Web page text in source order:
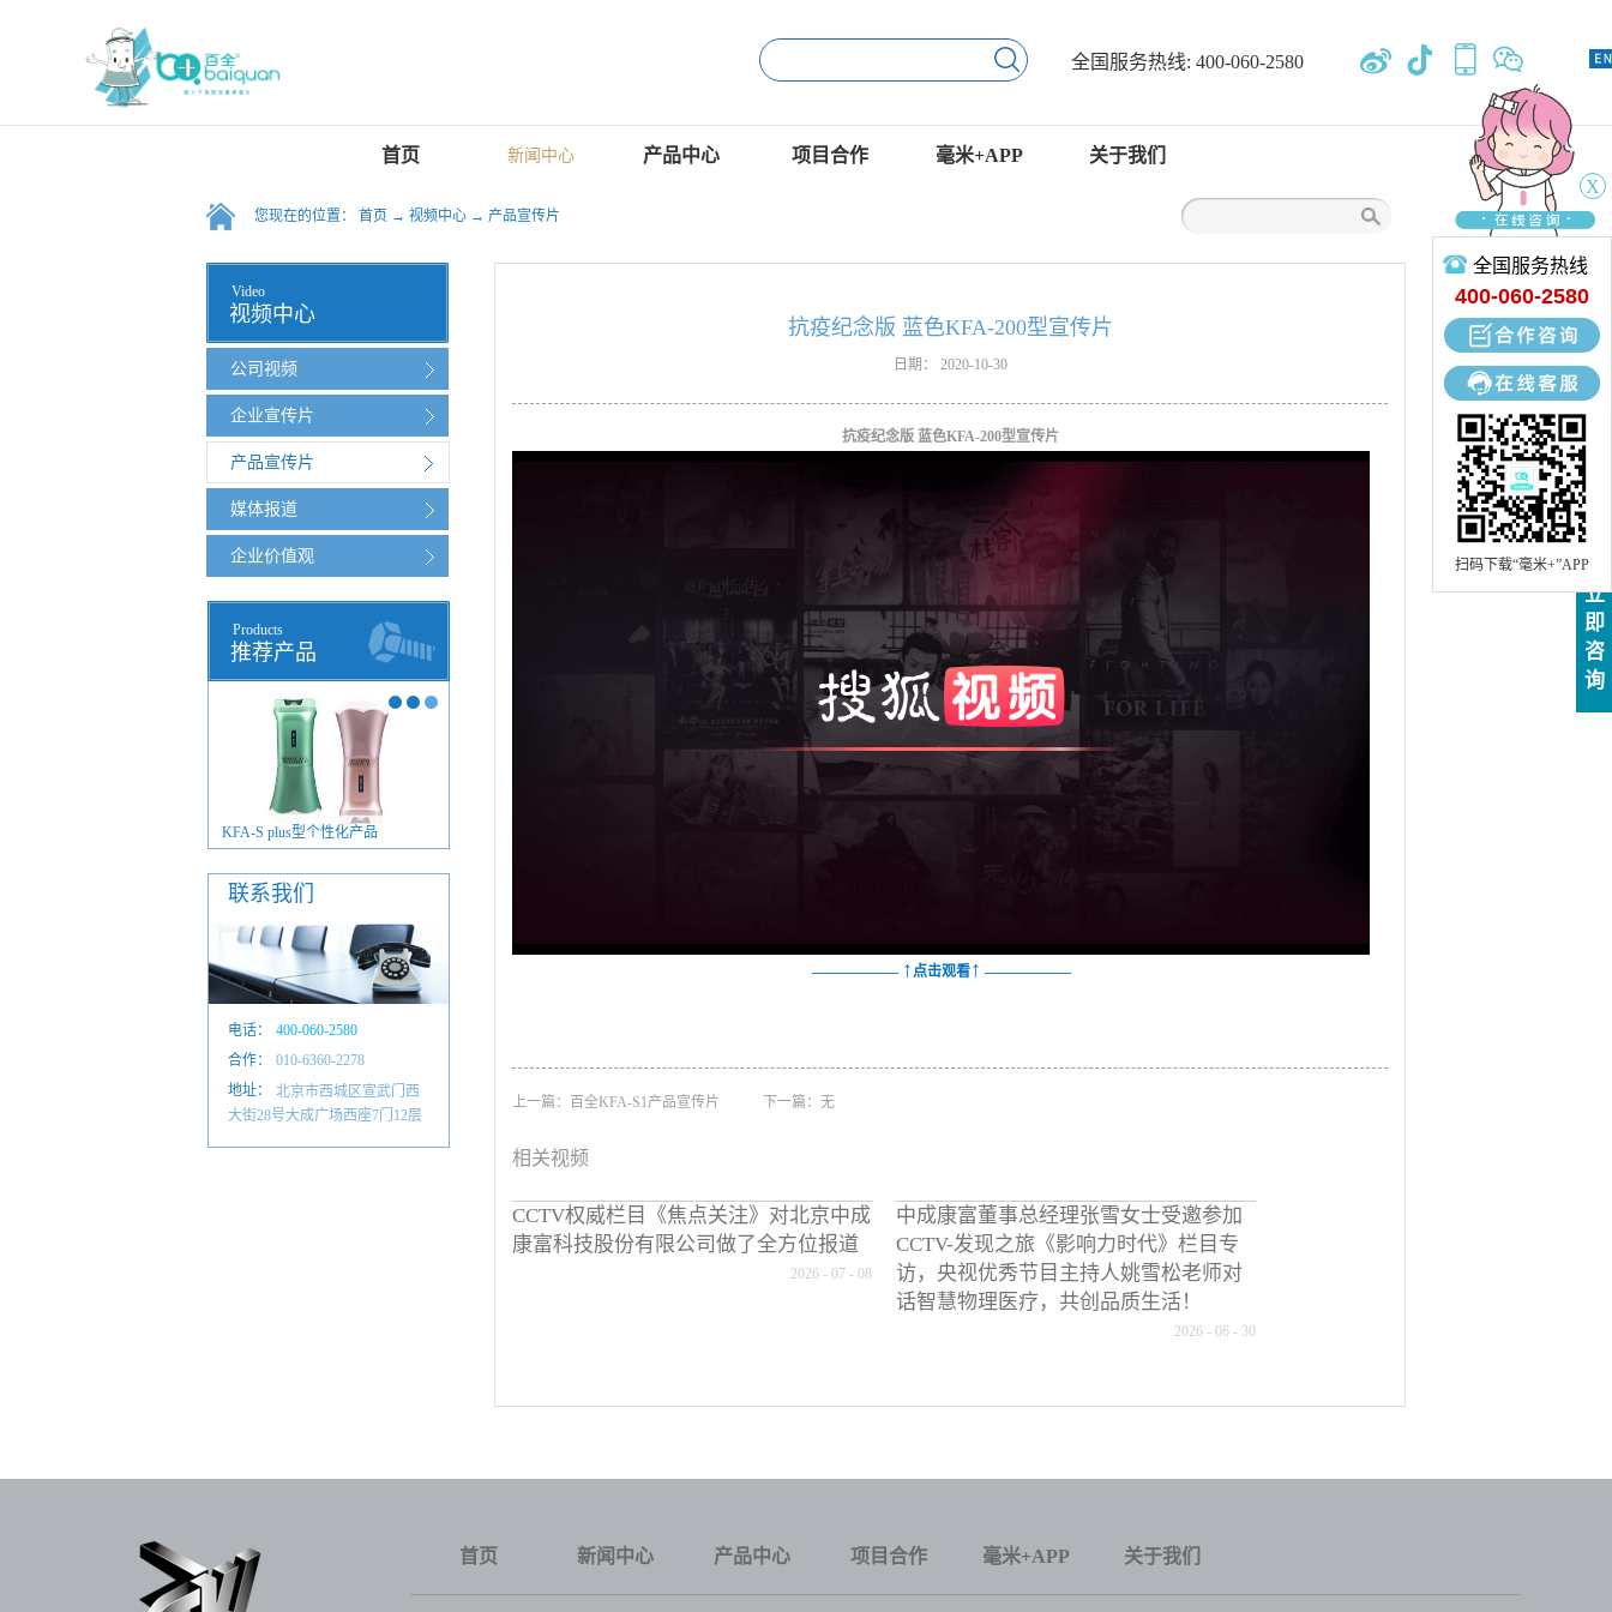
全国服务热线: 400-060-2580
首页 新闻中心 产品中心 项目合作 毫米+APP 关于我们
您现在的位置： 首页 → 视频中心 → 产品宣传片
视频中心
Video
公司视频
企业宣传片
产品宣传片
媒体报道
企业价值观
推荐产品
Products
KFA-S plus型个性化产品
联系我们
电话：
400-060-2580
010-6601 4884
合作：
010-6360-2278
地址：
北京市西城区宣武门西
大街28号大成广场西座7门12层
抗疫纪念版 蓝色KFA-200型宣传片
日期： 2020-10-30
抗疫纪念版 蓝色KFA-200型宣传片
—————— ↑点击观看↑ ——————
上一篇： 百全KFA-S1产品宣传片 下一篇：无
相关视频
CCTV权威栏目《焦点关注》对北京中成
康富科技股份有限公司做了全方位报道
2026 - 07 - 08
中成康富董事总经理张雪女士受邀参加
CCTV-发现之旅《影响力时代》栏目专
访，央视优秀节目主持人姚雪松老师对
话智慧物理医疗，共创品质生活！
2026 - 06 - 30
X
全国服务热线
400-060-2580
扫码下载“毫米+”APP
立
即
咨
询
首页 新闻中心 产品中心 项目合作 毫米+APP 关于我们